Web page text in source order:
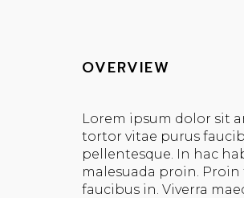
OVERVIEW
Lorem ipsum dolor sit
tortor vitae purus
pellentesque. In hac
malesuada proin.
faucibus in. Viverra